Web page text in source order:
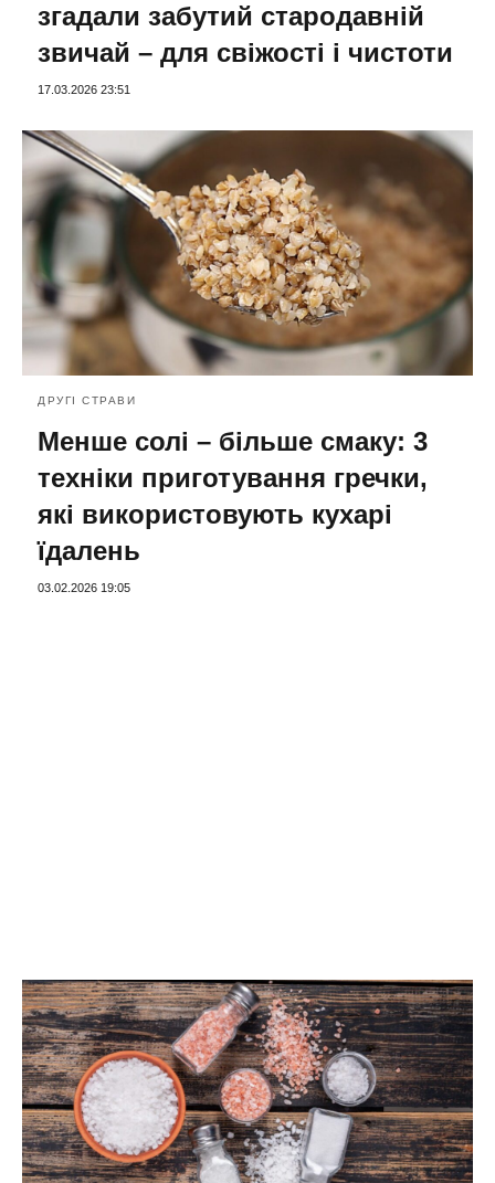
згадали забутий стародавній
звичай – для свіжості і чистоти
17.03.2026 23:51
ДРУГІ СТРАВИ
Менше солі – більше смаку: 3
техніки приготування гречки,
які використовують кухарі
їдалень
03.02.2026 19:05